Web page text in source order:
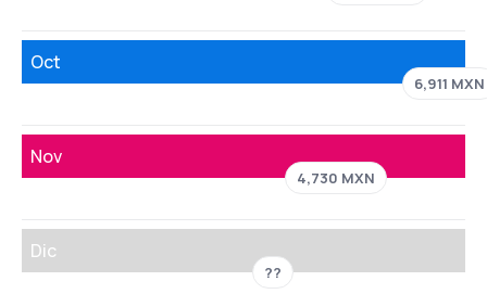
Oct
6,911 MXN
Nov
4,730 MXN
Dic
??